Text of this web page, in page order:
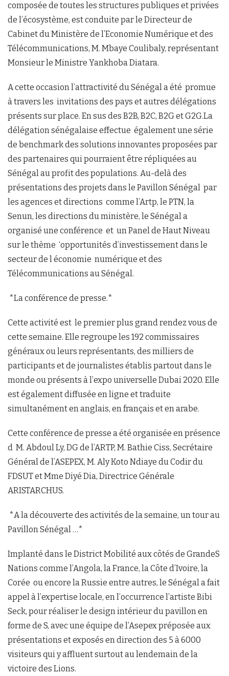
composée de toutes les structures publiques et privées
de l’écosystème, est conduite par le Directeur de
Cabinet du Ministère de l’Economie Numérique et des
Télécommunications, M. Mbaye Coulibaly, représentant
Monsieur le Ministre Yankhoba Diatara.
A cette occasion l’attractivité du Sénégal a été promue
à travers les invitations des pays et autres délégations
présents sur place. En sus des B2B, B2C, B2G et G2G.La
délégation sénégalaise effectue également une série
de benchmark des solutions innovantes proposées par
des partenaires qui pourraient être répliquées au
Sénégal au profit des populations. Au-delà des
présentations des projets dans le Pavillon Sénégal par
les agences et directions comme l’Artp, le PTN, la
Senun, les directions du ministère, le Sénégal a
organisé une conférence et un Panel de Haut Niveau
sur le thème ‘opportunités d’investissement dans le
secteur de l économie numérique et des
Télécommunications au Sénégal.
*La conférence de presse.*
Cette activité est le premier plus grand rendez vous de
cette semaine. Elle regroupe les 192 commissaires
généraux ou leurs représentants, des milliers de
participants et de journalistes établis partout dans le
monde ou présents à l’expo universelle Dubai 2020. Elle
est également diffusée en ligne et traduite
simultanément en anglais, en français et en arabe.
Cette conférence de presse a été organisée en présence
d M. Abdoul Ly, DG de l’ARTP, M. Bathie Ciss, Secrétaire
Général de l’ASEPEX, M. Aly Koto Ndiaye du Codir du
FDSUT et Mme Diyé Dia, Directrice Générale
ARISTARCHUS.
*A la découverte des activités de la semaine, un tour au
Pavillon Sénégal …*
Implanté dans le District Mobilité aux côtés de GrandeS
Nations comme l’Angola, la France, la Côte d’Ivoire, la
Corée ou encore la Russie entre autres, le Sénégal a fait
appel à l’expertise locale, en l’occurrence l’artiste Bibi
Seck, pour réaliser le design intérieur du pavillon en
forme de S, avec une équipe de l’Asepex préposée aux
présentations et exposés en direction des 5 à 6000
visiteurs qui y affluent surtout au lendemain de la
victoire des Lions.